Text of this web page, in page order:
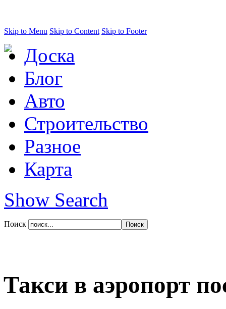
Skip to Menu Skip to Content Skip to Footer
Доска
Блог
Авто
Строительство
Разное
Карта
Show Search
Поиск
Такси в аэропорт